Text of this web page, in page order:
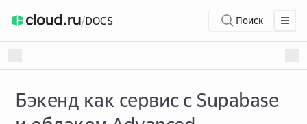
/DOCS Поиск
Бэкенд как сервис с Supabase